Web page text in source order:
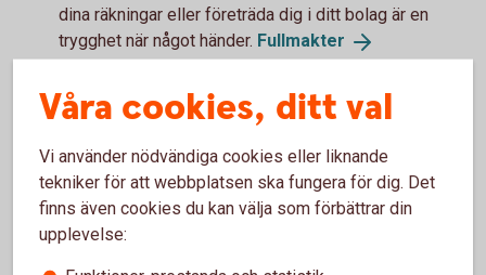
dina räkningar eller företräda dig i ditt bolag är en
trygghet när något händer. Fullmakter
Det här kan vi hjälpa till med
Spara
Våra cookies, ditt val
Vi använder nödvändiga cookies eller liknande
tekniker för att webbplatsen ska fungera för dig. Det
finns även cookies du kan välja som förbättrar din
upplevelse: